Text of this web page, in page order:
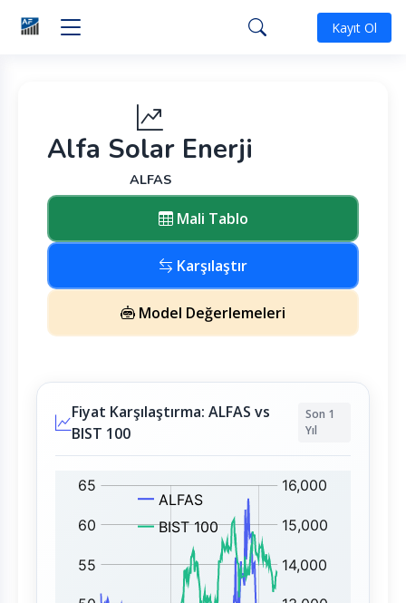
Kayıt Ol
Alfa Solar Enerji
ALFAS
Mali Tablo
Karşılaştır
Model Değerlemeleri
Fiyat Karşılaştırma: ALFAS vs
BIST 100
Son 1
Yıl